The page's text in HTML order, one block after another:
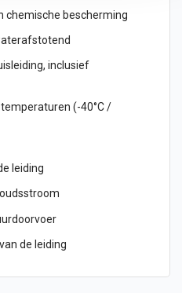
chemische bescherming
inclusief
(-40°C /
leiding
de leiding